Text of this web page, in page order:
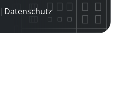
| Datenschutz